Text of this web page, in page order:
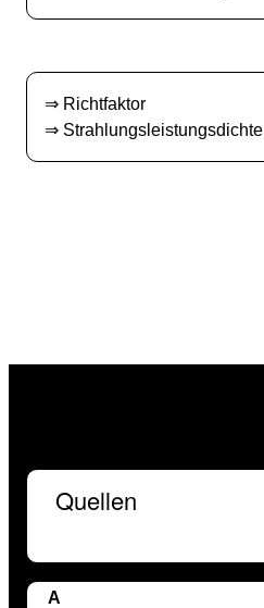
⇒ Richtfaktor
⇒ Strahlungsleistungsdichte
Quellen
A